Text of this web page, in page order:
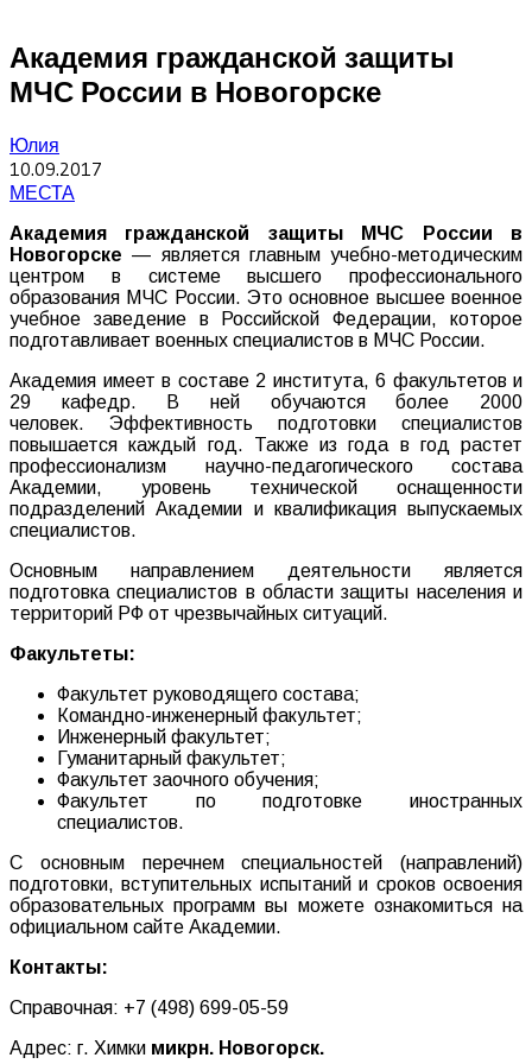
Академия гражданской защиты
МЧС России в Новогорске
Юлия
10.09.2017
МЕСТА
Академия гражданской защиты МЧС России в
Новогорске — является главным учебно-методическим
центром в системе высшего профессионального
образования МЧС России. Это основное высшее военное
учебное заведение в Российской Федерации, которое
подготавливает военных специалистов в МЧС России.
Академия имеет в составе 2 института, 6 факультетов и
29 кафедр. В ней обучаются более 2000
человек. Эффективность подготовки специалистов
повышается каждый год. Также из года в год растет
профессионализм научно-педагогического состава
Академии, уровень технической оснащенности
подразделений Академии и квалификация выпускаемых
специалистов.
Основным направлением деятельности является
подготовка специалистов в области защиты населения и
территорий РФ от чрезвычайных ситуаций.
Факультеты:
Факультет руководящего состава;
Командно-инженерный факультет;
Инженерный факультет;
Гуманитарный факультет;
Факультет заочного обучения;
Факультет по подготовке иностранных
специалистов.
С основным перечнем специальностей (направлений)
подготовки, вступительных испытаний и сроков освоения
образовательных программ вы можете ознакомиться на
официальном сайте Академии.
Контакты:
Справочная: +7 (498) 699-05-59
Адрес: г. Химки микрн. Новогорск.